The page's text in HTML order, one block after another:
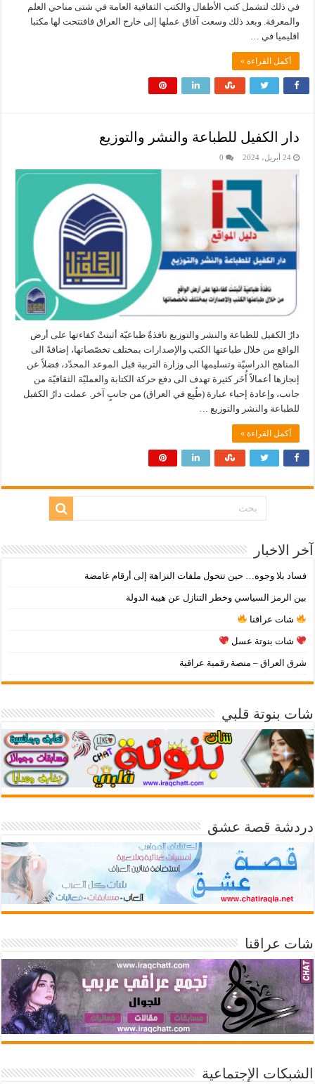
في ذلك لتشمل كتب الأطفال والكتب الثقافية العامة في شتى مناحي العلم
والمعرفة. وبعد ذلك وسعت آفاق عملها إلى خارج العراق فافتتحت لها مكتبا
اقليميا في …
أكمل القراءة »
دار الكفيل للطباعة والنشر والتوزيع
24 أبريل، 2024 0
دارُ الكفيل للطباعة والنشر والتوزيع نافذةٌ طباعيّة أثبتتْ كفاءتها على أرض
الواقع من خلال طباعتها الكتب والإصدارات بمختلف تخصّصاتها، إضافةً الى
المناهج الدراسيّة وتسليمها الى وزارة التربية قبل الموعد المحدّد، فضلاً عن
إنجازها أعمالاً أُخَر كثيرة تهدف الى دفع حركة الكتابة والعمليّة الثقافيّة من
جانب، وإعادة إحياء عبارة (طُبِع في العراق) من جانبٍ آخر. عملت دارُ الكفيل
للطباعة والنشر والتوزيع …
أكمل القراءة »
آخر الاخبار
فساد بلا وجوه… حين تتحول ملفات النزاهة إلى أرقام غامضة
بين الرمز السياسي وخطر التنازل عن هيبة الدولة
شات عراقنا
شات بنوتة عسل
شرق العراق – منصة رقمية عراقية
شات بنوتة قلبي
دردشة قصة عشق
شات عراقنا
الشبكات الإجتماعية